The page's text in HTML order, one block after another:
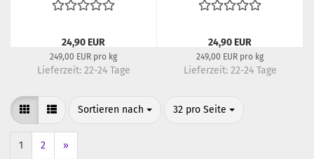
24,90 EUR
249,00 EUR pro kg
Lieferzeit: 22-24 Tage
24,90 EUR
249,00 EUR pro kg
Lieferzeit: 22-24 Tage
Sortieren nach
Sortieren nach 32 pro Seite
pro Seite
1 2 »